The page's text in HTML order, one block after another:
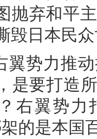
抛弃和平
毁日本民
翼势力推
是要打造
右翼势力
的是本国